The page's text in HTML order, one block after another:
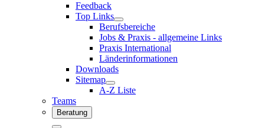
Feedback
Top Links
Berufsbereiche
Jobs & Praxis - allgemeine Links
Praxis International
Länderinformationen
Downloads
Sitemap
A-Z Liste
Teams
Beratung